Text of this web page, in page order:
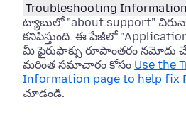
Troubleshooting Information
ట్యాబులో "about:support"
కనిపిస్తుంది. ఈ పేజీలో
మీ ఫైరుఫాక్సు రూపాంతరం నమోదు
మరింత సమాచారం కోసం Use the
Information page to help fix
చూడండి.